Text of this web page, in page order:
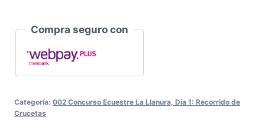
Compra seguro con
Categoría: 002 Concurso Ecuestre La Llanura, Día 1: Recorrido de
Crucetas